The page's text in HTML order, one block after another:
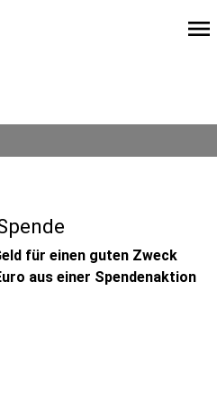
menu
für einen guten Zweck
aus einer Spendenaktion